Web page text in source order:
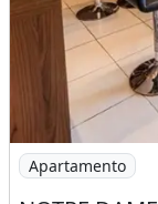
Sauna
Ar-
Piscina
Imagem: NOTRE
Apartamento